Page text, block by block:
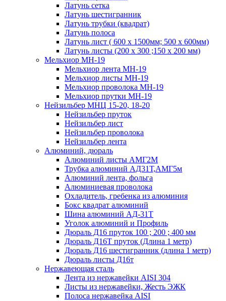
Латунь сетка
Латунь шестигранник
Латунь трубки (квадрат)
Латунь полоса
Латунь лист ( 600 х 1500мм; 500 х 600мм)
Латунь листы (200 х 300 ;150 х 200 мм)
Мельхиор МН-19
Мельхиор лента МН-19
Мельхиор листы МН-19
Мельхиор проволока МН-19
Мельхиор прутки МН-19
Нейзильбер МНЦ 15-20, 18-20
Нейзильбер пруток
Нейзильбер лист
Нейзильбер проволока
Нейзильбер лента
Алюминий, дюраль
Алюминий листы АМГ2М
Трубка алюминий АД31Т,АМГ5м
Алюминий лента, фольга
Алюминиевая проволока
Охладитель, гребенка из алюминия
Бокс квадрат алюминий
Шина алюминий АД-31Т
Уголок алюминий и Профиль
Дюраль Д16 пруток 100 ; 200 ; 400 мм
Дюраль Д16Т пруток (Длина 1 метр)
Дюраль Д16 шестигранник (длина 1 метр)
Дюраль листы Д16т
Нержавеющая сталь
Лента из нержавейки AISI 304
Листы из нержавейки, Жесть ЭЖК
Полоса нержавейка АISI